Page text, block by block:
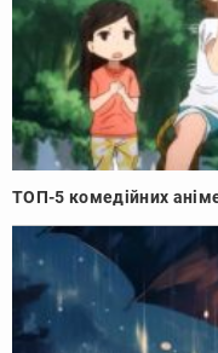
ТОП-5 комедійних